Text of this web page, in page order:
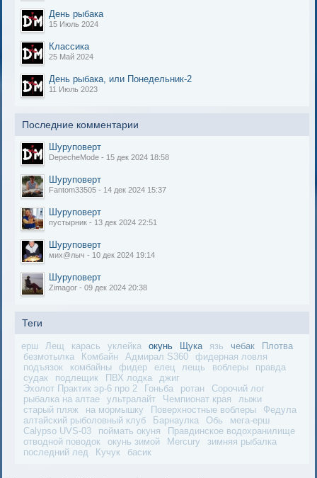
День рыбака
15 Июль 2024
Классика
25 Май 2024
День рыбака, или Понедельник-2
11 Июль 2023
Последние комментарии
Шуруповерт
DepecheMode - 15 дек 2024 18:58
Шуруповерт
Fantom33505 - 14 дек 2024 15:37
Шуруповерт
пустырник - 13 дек 2024 22:51
Шуруповерт
мих@лыч - 10 дек 2024 19:14
Шуруповерт
Zimagor - 09 дек 2024 20:38
Теги
ерш Лещ карась уклейка окунь Щука язь чебак
Плотва
безмотылка
Комбайн Адмирал S360
фидерная ловля
подъязок
комбайны фидер елец лещь воблеры
правда
судак
подлещик ПВХ лодка
джиг
Эхолот Практик эр-6 про 2
Гоньба ротан
Сорочий лог
рыбалка на алтае
ультралайт Чемпионат края
лыжи
старый пляж
на мормышку Поверхностные воблеры
Федула
алтайский рыболовный клуб
Барнаулка Обь
мега-ерш
Calypso UVS-03
поймать окуня
Правдинское водохранилище
отводной поводок
окунь зимой Mercury
зимняя рыбалка
последний лед
Кучук басик